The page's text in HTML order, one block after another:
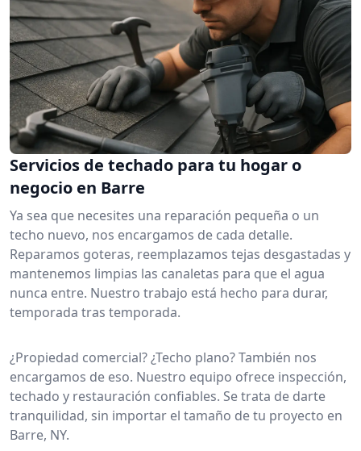
Servicios de techado para tu hogar o
negocio en Barre
Ya sea que necesites una reparación pequeña o un
techo nuevo, nos encargamos de cada detalle.
Reparamos goteras, reemplazamos tejas desgastadas y
mantenemos limpias las canaletas para que el agua
nunca entre. Nuestro trabajo está hecho para durar,
temporada tras temporada.
¿Propiedad comercial? ¿Techo plano? También nos
encargamos de eso. Nuestro equipo ofrece inspección,
techado y restauración confiables. Se trata de darte
tranquilidad, sin importar el tamaño de tu proyecto en
Barre, NY.